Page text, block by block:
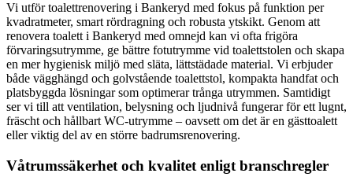
Vi utför toalettrenovering i Bankeryd med fokus på funktion per
kvadratmeter, smart rördragning och robusta ytskikt. Genom att
renovera toalett i Bankeryd med omnejd kan vi ofta frigöra
förvaringsutrymme, ge bättre fotutrymme vid toalettstolen och skapa
en mer hygienisk miljö med släta, lättstädade material. Vi erbjuder
både vägghängd och golvstående toalettstol, kompakta handfat och
platsbyggda lösningar som optimerar trånga utrymmen. Samtidigt
ser vi till att ventilation, belysning och ljudnivå fungerar för ett lugnt,
fräscht och hållbart WC‑utrymme – oavsett om det är en gästtoalett
eller viktig del av en större badrumsrenovering.
Våtrumssäkerhet och kvalitet enligt branschregler